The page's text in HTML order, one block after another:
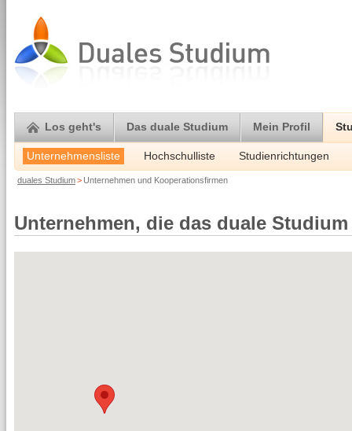
Los geht's Das duale Studium Mein Profil
Unternehmensliste Hochschulliste Studienrichtungen
duales Studium> Unternehmen und Kooperationsfirmen
Unternehmen, die das duale